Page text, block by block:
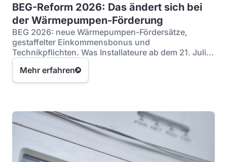
BEG-Reform 2026: Das ändert sich bei
der Wärmepumpen-Förderung
BEG 2026: neue Wärmepumpen-Fördersätze,
gestaffelter Einkommensbonus und
Technikpflichten. Was Installateure ab dem 21. Juli
berücksichtigen müssen.
Mehr erfahren